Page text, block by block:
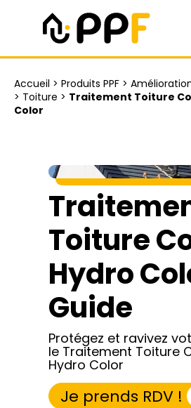
Accueil > Produits PPF >
> Toiture > Traitement Toiture
Color
Toiture
Hydro
Guide
Protégez et ravivez
le Traitement Toiture
Hydro Color
Je prends RDV !